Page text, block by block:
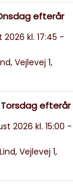
efterår
2026 kl. 17:45 -
Vejlevej 1,
efterår
2026 kl. 15:00 -
Vejlevej 1,